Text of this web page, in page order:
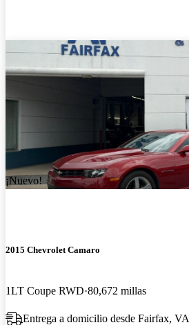
¡Nuevo!
2015 Chevrolet Camaro
1LT Coupe RWD 80,672 millas
Entrega a domicilio desde Fairfax, VA